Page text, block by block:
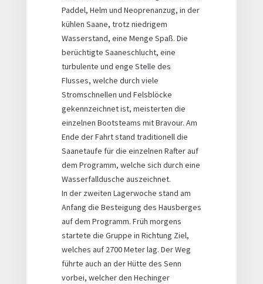
Paddel, Helm und Neoprenanzug, in der
kühlen Saane, trotz niedrigem
Wasserstand, eine Menge Spaß. Die
berüchtigte Saaneschlucht, eine
turbulente und enge Stelle des
Flusses, welche durch viele
Stromschnellen und Felsblöcke
gekennzeichnet ist, meisterten die
einzelnen Bootsteams mit Bravour. Am
Ende der Fahrt stand traditionell die
Saanetaufe für die einzelnen Rafter auf
dem Programm, welche sich durch eine
Wasserfalldusche auszeichnet.
In der zweiten Lagerwoche stand am
Anfang die Besteigung des Hausberges
auf dem Programm. Früh morgens
startete die Gruppe in Richtung Ziel,
welches auf 2700 Meter lag. Der Weg
führte auch an der Hütte des Senn
vorbei, welcher den Hechinger